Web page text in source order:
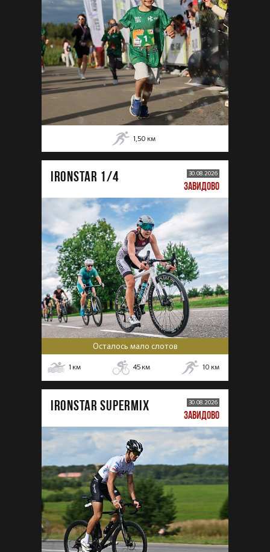
1,50 км
IRONSTAR 1/4 30.08.2026
ЗАВИДОВО
Осталось мало слотов
1 км 45 км 10 км
IRONSTAR SUPERMIX 30.08.2026
ЗАВИДОВО